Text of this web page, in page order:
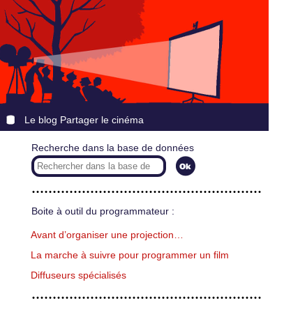
Le blog Partager le cinéma
Recherche dans la base de données
Boite à outil du programmateur :
Avant d’organiser une projection…
La marche à suivre pour programmer un film
Diffuseurs spécialisés